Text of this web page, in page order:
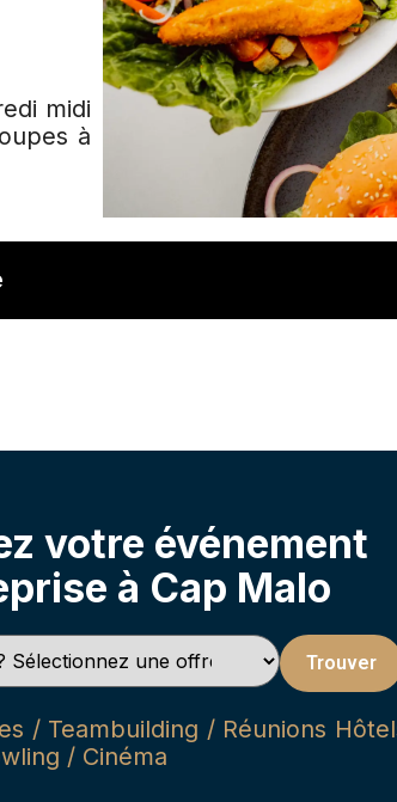
midi
à
votre événement
à Cap Malo
Trouver
/ Teambuilding / Réunions
/ Cinéma